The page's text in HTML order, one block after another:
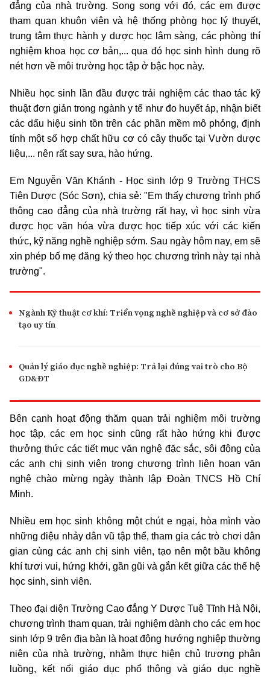
đẳng của nhà trường. Song song với đó, các em được
tham quan khuôn viên và hệ thống phòng học lý thuyết,
trung tâm thực hành y dược học lâm sàng, các phòng thí
nghiệm khoa học cơ bản,... qua đó học sinh hình dung rõ
nét hơn về môi trường học tập ở bậc học này.
Nhiều học sinh lần đầu được trải nghiệm các thao tác kỹ
thuật đơn giản trong ngành y tế như đo huyết áp, nhận biết
các dấu hiệu sinh tồn trên các phần mềm mô phỏng, định
tính một số hợp chất hữu cơ có cây thuốc tại Vườn dược
liệu,... nên rất say sưa, hào hứng.
Em Nguyễn Văn Khánh - Học sinh lớp 9 Trường THCS
Tiên Dược (Sóc Sơn), chia sẻ: "Em thấy chương trình phổ
thông cao đẳng của nhà trường rất hay, vì học sinh vừa
được học văn hóa vừa được học tiếp xúc với các kiến
thức, kỹ năng nghề nghiệp sớm. Sau ngày hôm nay, em sẽ
xin phép bố mẹ đăng ký theo học chương trình này tại nhà
trường".
Ngành Kỹ thuật cơ khí: Triển vọng nghề nghiệp và cơ sở đào
tạo uy tín
Quản lý giáo dục nghề nghiệp: Trả lại đúng vai trò cho Bộ
GD&ĐT
Bên cạnh hoạt động thăm quan trải nghiệm môi trường
học tập, các em học sinh cũng rất hào hứng khi được
thưởng thức các tiết mục văn nghệ đặc sắc, sôi động của
các anh chị sinh viên trong chương trình liên hoan văn
nghệ chào mừng ngày thành lập Đoàn TNCS Hồ Chí
Minh.
Nhiều em học sinh không một chút e ngại, hòa mình vào
những điệu nhảy dân vũ tập thể, tham gia các trò chơi dân
gian cùng các anh chị sinh viên, tạo nên một bầu không
khí tươi vui, hứng khởi, gần gũi và gắn kết giữa các thế hệ
học sinh, sinh viên.
Theo đại diện Trường Cao đẳng Y Dược Tuệ Tĩnh Hà Nội,
chương trình tham quan, trải nghiệm dành cho các em học
sinh lớp 9 trên địa bàn là hoạt động hướng nghiệp thường
niên của nhà trường, nhằm thực hiện chủ trương phân
luồng, kết nối giáo dục phổ thông và giáo dục nghề